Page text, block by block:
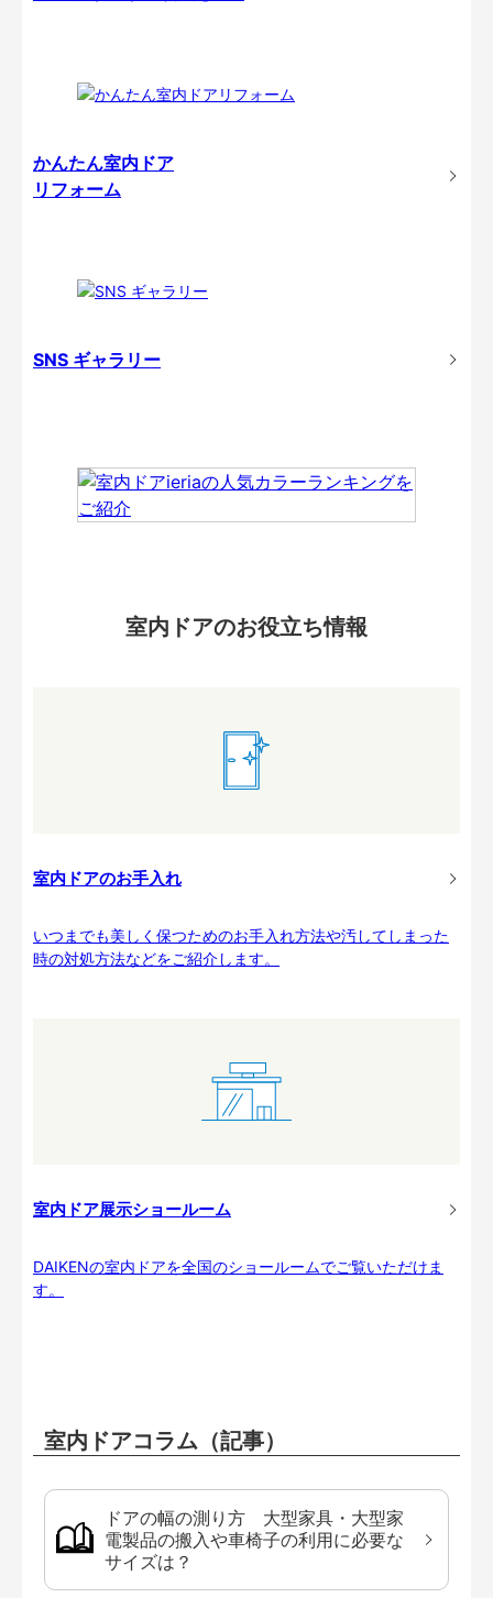
かんたん室内ドア
リフォーム
SNS ギャラリー
室内ドアのお役立ち情報
室内ドアのお手入れ
いつまでも美しく保つためのお手入れ方法や汚してしまった
時の対処方法などをご紹介します。
室内ドア展示ショールーム
DAIKENの室内ドアを全国のショールームでご覧いただけま
す。
室内ドアコラム（記事）
ドアの幅の測り方 大型家具・大型家
電製品の搬入や車椅子の利用に必要な
サイズは？